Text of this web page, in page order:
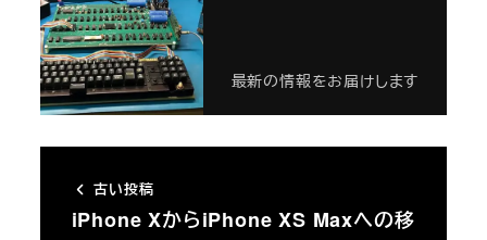
最新の情報をお届けします
古い投稿
iPhone XからiPhone XS Maxへの移